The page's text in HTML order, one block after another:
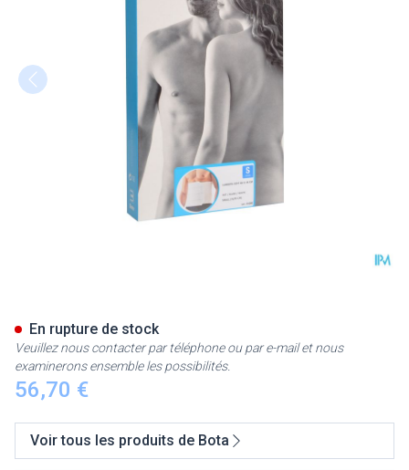
56,70 €
En rupture de stock
Veuillez nous contacter par téléphone ou par e-mail et nous
examinerons ensemble les possibilités.
Voir tous les produits de Bota